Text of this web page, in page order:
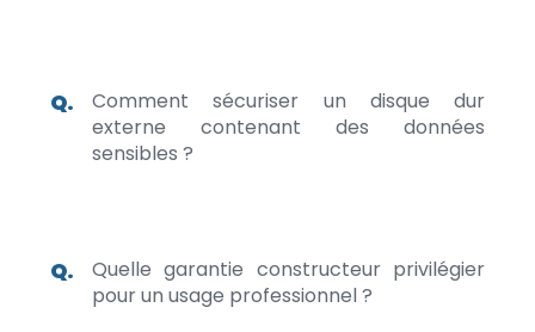
Comment sécuriser un disque dur
externe contenant des données
sensibles ?
Quelle garantie constructeur privilégier
pour un usage professionnel ?